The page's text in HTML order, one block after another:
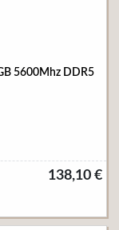
5600Mhz DDR5
138,10 €